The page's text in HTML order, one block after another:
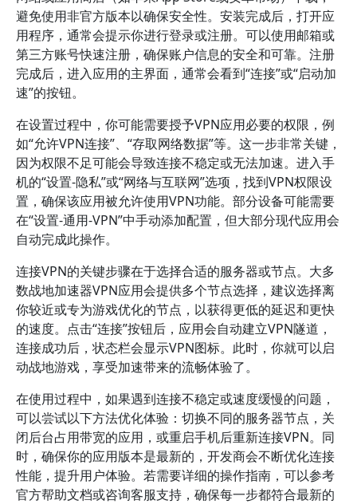
避免使用非官方版本以确保安全性。安装完成后，打开应
用程序，通常会提示你进行登录或注册。可以使用邮箱或
第三方账号快速注册，确保账户信息的安全和可靠。注册
完成后，进入应用的主界面，通常会看到“连接”或“启动加
速”的按钮。
在设置过程中，你可能需要授予VPN应用必要的权限，例
如“允许VPN连接”、“存取网络数据”等。这一步非常关键，
因为权限不足可能会导致连接不稳定或无法加速。进入手
机的“设置-隐私”或“网络与互联网”选项，找到VPN权限设
置，确保该应用被允许使用VPN功能。部分设备可能需要
在“设置-通用-VPN”中手动添加配置，但大部分现代应用会
自动完成此操作。
连接VPN的关键步骤在于选择合适的服务器或节点。大多
数战地加速器VPN应用会提供多个节点选择，建议选择离
你较近或专为游戏优化的节点，以获得更低的延迟和更快
的速度。点击“连接”按钮后，应用会自动建立VPN隧道，
连接成功后，状态栏会显示VPN图标。此时，你就可以启
动战地游戏，享受加速带来的流畅体验了。
在使用过程中，如果遇到连接不稳定或速度缓慢的问题，
可以尝试以下方法优化体验：切换不同的服务器节点，关
闭后台占用带宽的应用，或重启手机后重新连接VPN。同
时，确保你的应用版本是最新的，开发商会不断优化连接
性能，提升用户体验。若需要详细的操作指南，可以参考
官方帮助文档或咨询客服支持，确保每一步都符合最新的